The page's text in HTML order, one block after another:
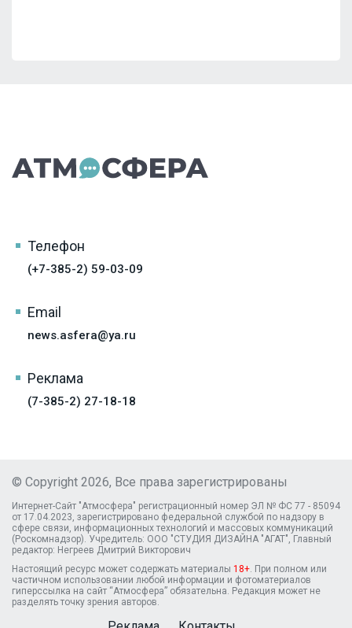
Телефон
(+7-385-2) 59-03-09
Email
news.asfera@ya.ru
Реклама
(7-385-2) 27-18-18
© Copyright 2026, Все права зарегистрированы
Интернет-Сайт "Атмосфера" регистрационный номер ЭЛ № ФС 77 - 85094
от 17.04.2023, зарегистрировано федеральной службой по надзору в
сфере связи, информационных технологий и массовых коммуникаций
(Роскомнадзор). Учредитель: ООО "СТУДИЯ ДИЗАЙНА "АГАТ", Главный
редактор: Негреев Дмитрий Викторович
Настоящий ресурс может содержать материалы 18+ . При полном или
частичном использовании любой информации и фотоматериалов
гиперссылка на сайт “Атмосфера” обязательна. Редакция может не
разделять точку зрения авторов.